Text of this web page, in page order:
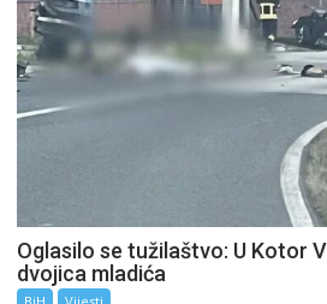
Oglasilo se tužilaštvo: U Kotor
dvojica mladića